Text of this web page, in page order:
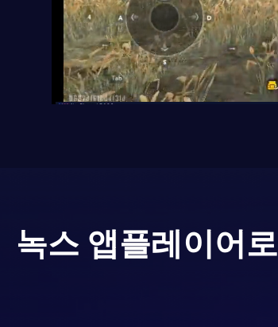
녹스 앱플레이어로